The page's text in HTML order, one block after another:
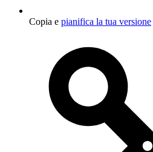
Copia e pianifica la tua versione